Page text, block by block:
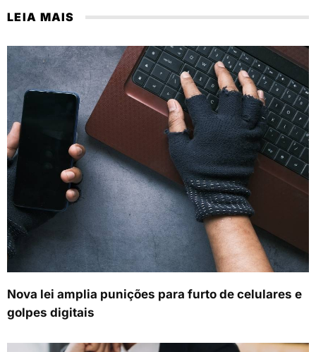
LEIA MAIS
Nova lei amplia punições para furto de celulares e
golpes digitais